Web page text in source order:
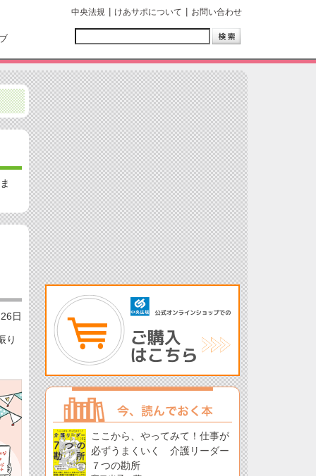
中央法規 けあサポについて お問い合わせ
日
り
ここから、やってみて！仕事が
必ずうまくいく 介護リーダー
７つの勘所